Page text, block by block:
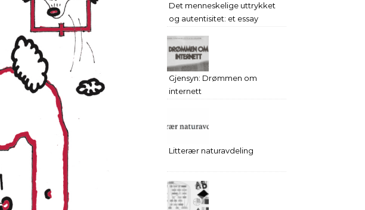
Det menneskelige uttrykket
og autentisitet: et essay
Gjensyn: Drømmen om
internett
Litterær naturavdeling